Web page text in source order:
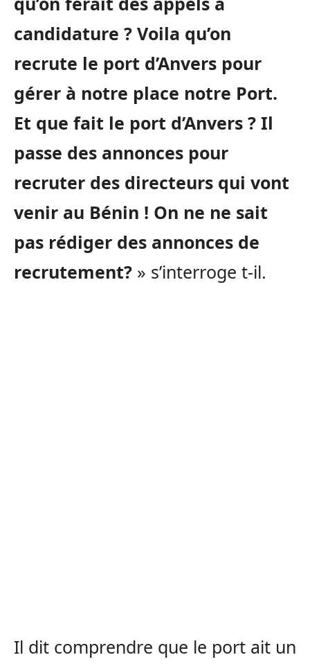
candidature ? Voila qu’on
recrute le port d’Anvers pour
gérer à notre place notre Port.
Et que fait le port d’Anvers ? Il
passe des annonces pour
recruter des directeurs qui vont
venir au Bénin ! On ne ne sait
pas rédiger des annonces de
recrutement? » s’interroge t-il.
Il dit comprendre que le port ait un